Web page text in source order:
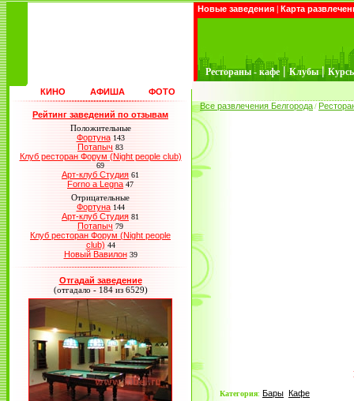
Новые заведения | Карта
Рестораны - кафе | Клубы |
КИНО АФИША ФОТО
Рейтинг заведений по отзывам
Положительные
Фортуна 143
Потапыч 83
Клуб ресторан Форум (Night people club)
69
Арт-клуб Студия 61
Forno a Legna 47
Отрицательные
Фортуна 144
Арт-клуб Студия 81
Потапыч 79
Клуб ресторан Форум (Night people
club) 44
Новый Вавилон 39
Отгадай заведение
(отгадало - 184 из 6529)
Все развлечения Белгорода /
Категория: Бары Кафе